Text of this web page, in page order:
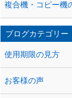
複合機・コピー機
ブログカテゴリー
使用期限の見方
お客様の声